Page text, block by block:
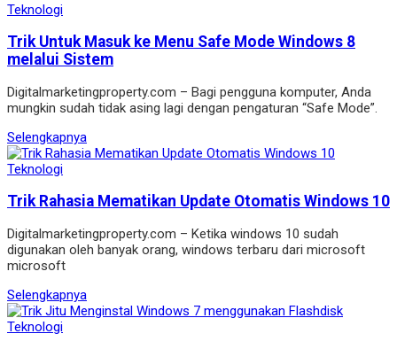
Teknologi
Trik Untuk Masuk ke Menu Safe Mode Windows 8
melalui Sistem
Digitalmarketingproperty.com – Bagi pengguna komputer, Anda
mungkin sudah tidak asing lagi dengan pengaturan “Safe Mode”.
Selengkapnya
Teknologi
Trik Rahasia Mematikan Update Otomatis Windows 10
Digitalmarketingproperty.com – Ketika windows 10 sudah
digunakan oleh banyak orang, windows terbaru dari microsoft
microsoft
Selengkapnya
Teknologi